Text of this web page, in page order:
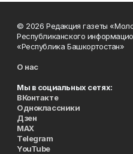
© 2026 Редакция газеты
Республиканского
«Республика Башкортостан»
О нас
Мы в социальных сетях:
ВКонтакте
Одноклассники
Дзен
MAX
Telegram
YouTube